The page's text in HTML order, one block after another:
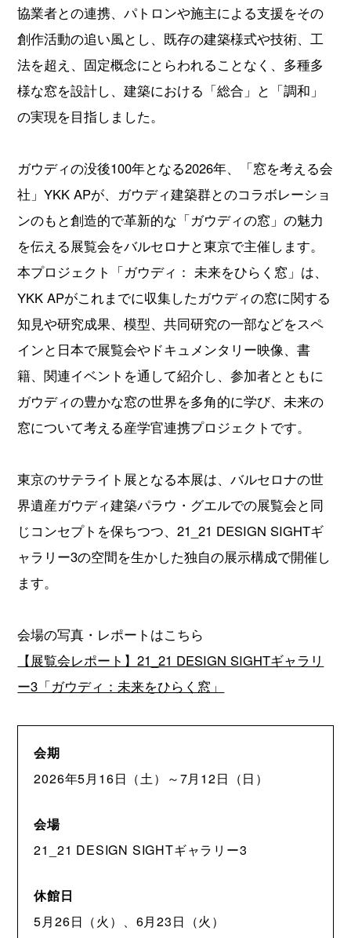
協業者との連携、パトロンや施主による支援をその
創作活動の追い風とし、既存の建築様式や技術、工
法を超え、固定概念にとらわれることなく、多種多
様な窓を設計し、建築における「総合」と「調和」
の実現を目指しました。
ガウディの没後100年となる2026年、「窓を考える会
社」YKK APが、ガウディ建築群とのコラボレーショ
ンのもと創造的で革新的な「ガウディの窓」の魅力
を伝える展覧会をバルセロナと東京で主催します。
本プロジェクト「ガウディ： 未来をひらく窓」は、
YKK APがこれまでに収集したガウディの窓に関する
知見や研究成果、模型、共同研究の一部などをスペ
インと日本で展覧会やドキュメンタリー映像、書
籍、関連イベントを通して紹介し、参加者とともに
ガウディの豊かな窓の世界を多角的に学び、未来の
窓について考える産学官連携プロジェクトです。
東京のサテライト展となる本展は、バルセロナの世
界遺産ガウディ建築パラウ・グエルでの展覧会と同
じコンセプトを保ちつつ、21_21 DESIGN SIGHTギ
ャラリー3の空間を生かした独自の展示構成で開催し
ます。
会場の写真・レポートはこちら
【展覧会レポート】21_21 DESIGN SIGHTギャラリ
ー3「ガウディ：未来をひらく窓」
会期
2026年5月16日（土）～7月12日（日）
会場
21_21 DESIGN SIGHTギャラリー3
休館日
5月26日（火）、6月23日（火）